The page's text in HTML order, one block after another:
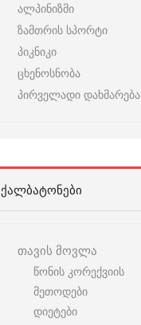
ალპინიზმი
ზამთრის სპორტი
პიკნიკი
ცხენოსნობა
პირველადი დახმარება
ᲥᲐᲚᲑᲐᲢᲝᲜᲔᲑᲘ
თავის მოვლა
წონის კორექვიის
მეთოდები
დიეტები